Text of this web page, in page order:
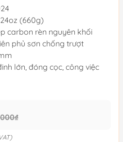
(660g)
carbon rèn nguyên khối
phủ sơn chống trượt
lớn, đóng cọc, công việc